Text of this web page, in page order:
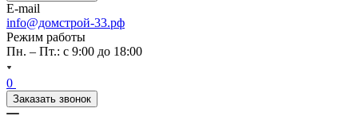
E-mail
info@домстрой-33.рф
Режим работы
Пн. – Пт.: с 9:00 до 18:00
0
Заказать звонок